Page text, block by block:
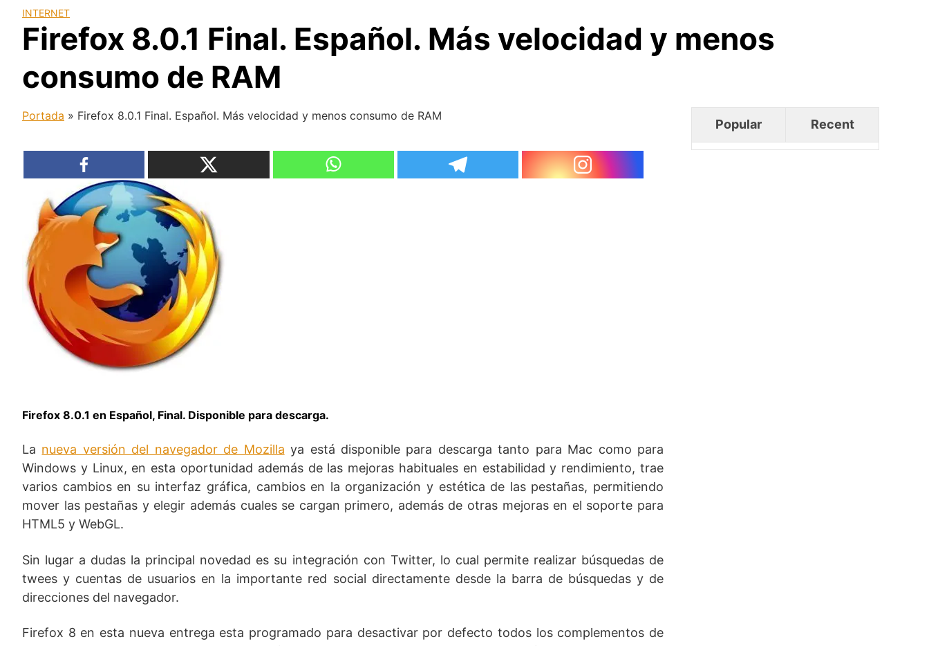
INTERNET
Firefox 8.0.1 Final. Español. Más velocidad y menos
consumo de RAM
Portada » Firefox 8.0.1 Final. Español. Más velocidad y menos consumo de RAM
Firefox 8.0.1 en Español, Final. Disponible para descarga.
La nueva versión del navegador de Mozilla ya está disponible para descarga tanto para Mac como para
Windows y Linux, en esta oportunidad además de las mejoras habituales en estabilidad y rendimiento, trae
varios cambios en su interfaz gráfica, cambios en la organización y estética de las pestañas, permitiendo
mover las pestañas y elegir además cuales se cargan primero, además de otras mejoras en el soporte para
HTML5 y WebGL.
Sin lugar a dudas la principal novedad es su integración con Twitter, lo cual permite realizar búsquedas de
twees y cuentas de usuarios en la importante red social directamente desde la barra de búsquedas y de
direcciones del navegador.
Firefox 8 en esta nueva entrega esta programado para desactivar por defecto todos los complementos de
Popular Recent